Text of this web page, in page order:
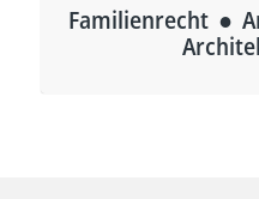
Familienrecht ●